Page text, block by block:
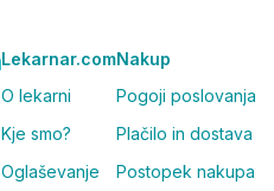
Lekarnar.com
O lekarni
Kje smo?
Oglaševanje
Nakup
Pogoji poslovanja
Plačilo in dostava
Postopek nakupa